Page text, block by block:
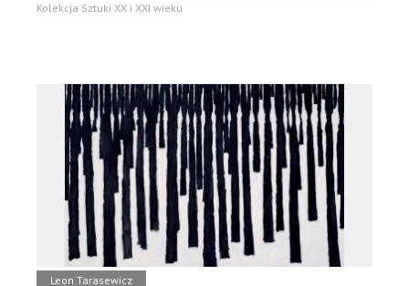
Kolekcja Sztuki XX i XXI wieku
Leon Tarasewicz